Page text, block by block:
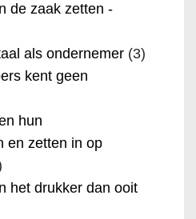
de zaak zetten -
als ondernemer (3)
kent geen
hun
en zetten in op
het drukker dan ooit